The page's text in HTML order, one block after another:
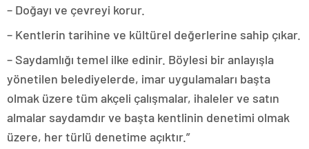
– Doğayı ve çevreyi korur.
– Kentlerin tarihine ve kültürel değerlerine sahip çıkar.
– Saydamlığı temel ilke edinir. Böylesi bir anlayışla
yönetilen belediyelerde, imar uygulamaları başta
olmak üzere tüm akçeli çalışmalar, ihaleler ve satın
almalar saydamdır ve başta kentlinin denetimi olmak
üzere, her türlü denetime açıktır.”